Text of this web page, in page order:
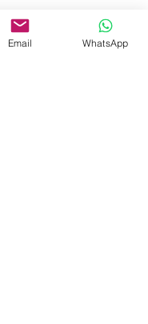
Email WhatsApp